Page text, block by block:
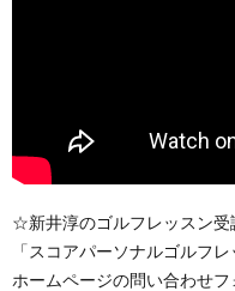
☆新井淳のゴルフレッスン
「スコアパーソナルゴルフ
ホームページの問い合わせ